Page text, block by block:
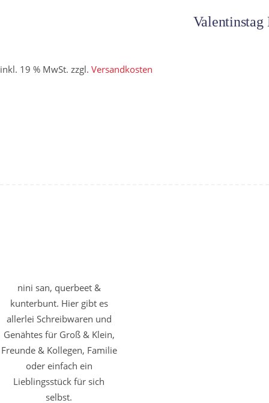
Valentinstag
inkl. 19 % MwSt. zzgl. Versandkosten
nini san, querbeet &
kunterbunt. Hier gibt es
allerlei Schreibwaren und
Genähtes für Groß & Klein,
Freunde & Kollegen, Familie
oder einfach ein
Lieblingsstück für sich
selbst.